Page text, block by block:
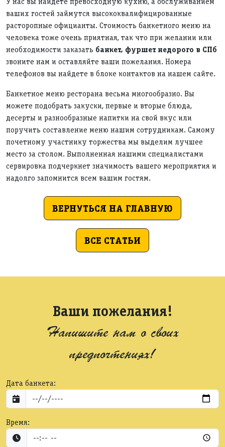
ваших гостей займутся высококвалифицированные
расторопные официанты. Стоимость банкетного меню на
человека тоже очень приятная, так что при желании или
необходимости заказать банкет, фуршет недорого в СПб
звоните нам и оставляйте ваши пожелания. Номера
телефонов вы найдете в блоке контактов на нашем сайте.
Банкетное меню ресторана весьма многообразно. Вы
можете подобрать закуски, первые и вторые блюда,
десерты и разнообразные напитки на свой вкус или
поручить составление меню нашим сотрудникам. Самому
почетному участнику торжества мы выделим лучшее
место за столом. Выполненная нашими специалистами
сервировка подчеркнет значимость вашего мероприятия и
надолго запомнится всем вашим гостям.
ВЕРНУТЬСЯ НА ГЛАВНУЮ
ВСЕ СТАТЬИ
Ваши пожелания!
Напишите нам о своих
предпочтениях!
Дата банкета:
Время: